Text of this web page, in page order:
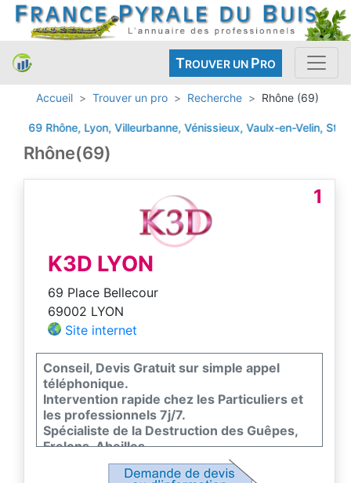
TROUVER UN PRO
Accueil Trouver un pro Recherche Rhône (69)
69 Rhône, Lyon, Villeurbanne, Vénissieux, Vaulx-en-Velin, St-
Rhône(69)
1
K3D LYON
69 Place Bellecour
69002 LYON
Site internet
Conseil, Devis Gratuit sur simple appel
téléphonique.
Intervention rapide chez les Particuliers et
les professionnels 7j/7.
Spécialiste de la Destruction des Guêpes,
Frelons, Abeilles.
Toutes hauteurs - Traitement avec garantie